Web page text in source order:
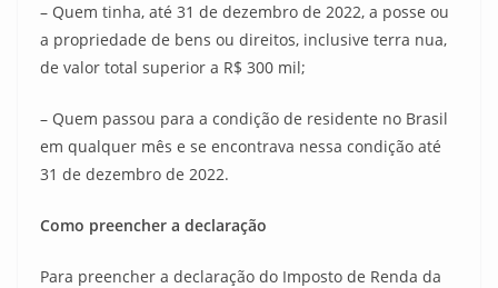
– Quem tinha, até 31 de dezembro de 2022, a posse ou
a propriedade de bens ou direitos, inclusive terra nua,
de valor total superior a R$ 300 mil;
– Quem passou para a condição de residente no Brasil
em qualquer mês e se encontrava nessa condição até
31 de dezembro de 2022.
Como preencher a declaração
Para preencher a declaração do Imposto de Renda da